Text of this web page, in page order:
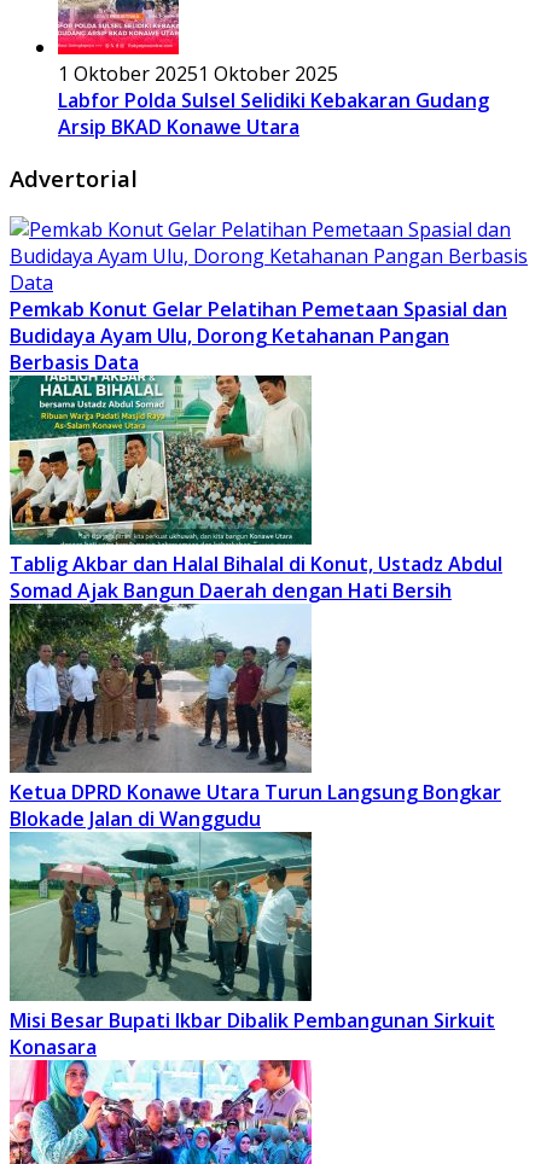
1 Oktober 20251 Oktober 2025
Labfor Polda Sulsel Selidiki Kebakaran Gudang
Arsip BKAD Konawe Utara
Advertorial
Pemkab Konut Gelar Pelatihan Pemetaan Spasial dan
Budidaya Ayam Ulu, Dorong Ketahanan Pangan
Berbasis Data
Tablig Akbar dan Halal Bihalal di Konut, Ustadz Abdul
Somad Ajak Bangun Daerah dengan Hati Bersih
Ketua DPRD Konawe Utara Turun Langsung Bongkar
Blokade Jalan di Wanggudu
Misi Besar Bupati Ikbar Dibalik Pembangunan Sirkuit
Konasara